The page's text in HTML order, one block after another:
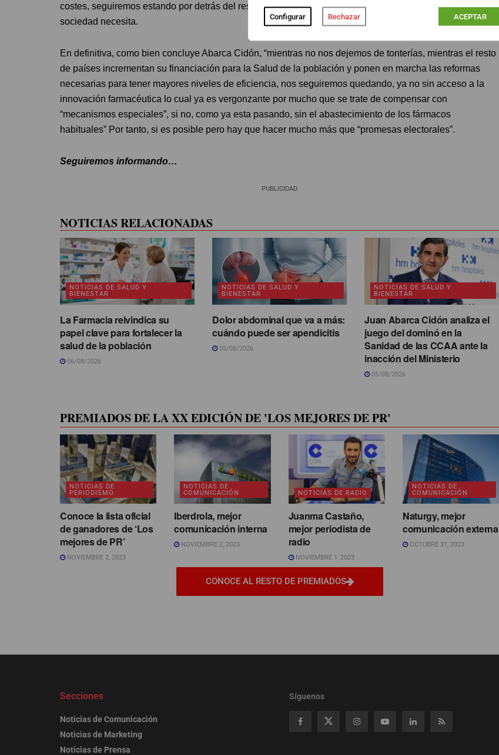
Configurar Rechazar ACEPTAR
costes, seguiremos estando por detrás del resto de países europeos y quedándonos sin fármacos que la
sociedad necesita.
En definitiva, como bien concluye Abarca Cidón, “mientras no nos dejemos de tonterías, mientras el resto
de países incrementan su financiación para la Salud de la población y ponen en marcha las reformas
necesarias para tener mayores niveles de eficiencia, nos seguiremos quedando, ya no sin acceso a la
innovación farmacéutica lo cual ya es vergonzante por mucho que se trate de compensar con
“mecanismos especiales”, si no, como ya esta pasando, sin el abastecimiento de los fármacos
habituales” Por tanto, si es posible pero hay que hacer mucho más que “promesas electorales”.
Seguiremos informando…
PUBLICIDAD
NOTICIAS RELACIONADAS
NOTICIAS DE SALUD Y
BIENESTAR
La Farmacia reivindica su
papel clave para fortalecer la
salud de la población
06/08/2026
NOTICIAS DE SALUD Y
BIENESTAR
Dolor abdominal que va a más:
cuándo puede ser apendicitis
05/08/2026
NOTICIAS DE SALUD Y
BIENESTAR
Juan Abarca Cidón analiza el
juego del dominó en la
Sanidad de las CCAA ante la
inacción del Ministerio
05/08/2026
PREMIADOS DE LA XX EDICIÓN DE 'LOS MEJORES DE PR'
NOTICIAS DE
PERIODISMO
Conoce la lista oficial
de ganadores de ‘Los
mejores de PR’
NOVIEMBRE 2, 2023
NOTICIAS DE
COMUNICACIÓN
Iberdrola, mejor
comunicación interna
NOVIEMBRE 2, 2023
NOTICIAS DE RADIO
Juanma Castaño,
mejor periodista de
radio
NOVIEMBRE 1, 2023
NOTICIAS DE
COMUNICACIÓN
Naturgy, mejor
comunicación externa
OCTUBRE 31, 2023
CONOCE AL RESTO DE PREMIADOS
Secciones
Noticias de Comunicación
Noticias de Marketing
Noticias de Prensa
Síguenos